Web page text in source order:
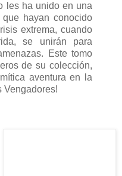
les ha unido en una
hayan conocido
extrema, cuando
se unirán para
Este tomo
de su colección,
aventura en la
Vengadores!